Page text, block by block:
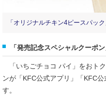
「オリジナルチキン4ピースパッ
「発売記念スペシャルクーポ
「いちごチョコ パイ」をおト
ンが「KFC公式アプリ」「KFC
す。